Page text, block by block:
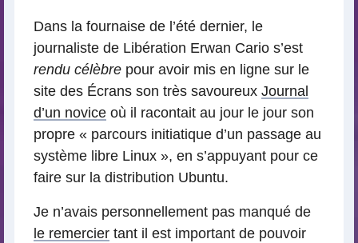
Dans la fournaise de l’été dernier, le
journaliste de Libération Erwan Cario s’est
rendu célèbre pour avoir mis en ligne sur le
site des Écrans son très savoureux Journal
d’un novice où il racontait au jour le jour son
propre « parcours initiatique d’un passage au
système libre Linux », en s’appuyant pour ce
faire sur la distribution Ubuntu.
Je n’avais personnellement pas manqué de
le remercier tant il est important de pouvoir